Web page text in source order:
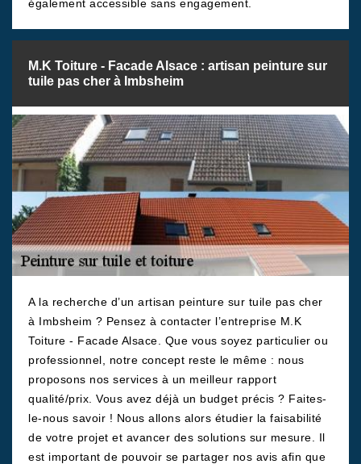
également accessible sans engagement.
M.K Toiture - Facade Alsace : artisan peinture sur
tuile pas cher à Imbsheim
A la recherche d’un artisan peinture sur tuile pas cher
à Imbsheim ? Pensez à contacter l’entreprise M.K
Toiture - Facade Alsace. Que vous soyez particulier ou
professionnel, notre concept reste le même : nous
proposons nos services à un meilleur rapport
qualité/prix. Vous avez déjà un budget précis ? Faites-
le-nous savoir ! Nous allons alors étudier la faisabilité
de votre projet et avancer des solutions sur mesure. Il
est important de pouvoir se partager nos avis afin que